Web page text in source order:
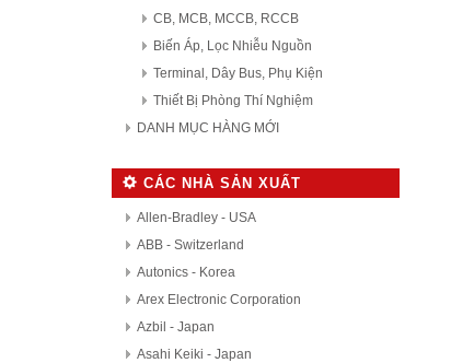
CB, MCB, MCCB, RCCB
Biến Áp, Lọc Nhiễu Nguồn
Terminal, Dây Bus, Phụ Kiện
Thiết Bị Phòng Thí Nghiệm
DANH MỤC HÀNG MỚI
CÁC NHÀ SẢN XUẤT
Allen-Bradley - USA
ABB - Switzerland
Autonics - Korea
Arex Electronic Corporation
Azbil - Japan
Asahi Keiki - Japan